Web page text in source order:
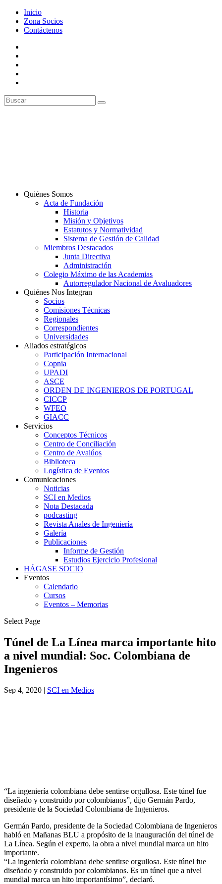
Inicio
Zona Socios
Contáctenos
Quiénes Somos
Acta de Fundación
Historia
Misión y Objetivos
Estatutos y Normatividad
Sistema de Gestión de Calidad
Miembros Destacados
Junta Directiva
Administración
Colegio Máximo de las Academias
Autorregulador Nacional de Avaluadores
Quiénes Nos Integran
Socios
Comisiones Técnicas
Regionales
Correspondientes
Universidades
Aliados estratégicos
Participación Internacional
Copnia
UPADI
ASCE
ORDEN DE INGENIEROS DE PORTUGAL
CICCP
WFEO
GIACC
Servicios
Conceptos Técnicos
Centro de Conciliación
Centro de Avalúos
Biblioteca
Logística de Eventos
Comunicaciones
Noticias
SCI en Medios
Nota Destacada
podcasting
Revista Anales de Ingeniería
Galería
Publicaciones
Informe de Gestión
Estudios Ejercicio Profesional
HÁGASE SOCIO
Eventos
Calendario
Cursos
Eventos – Memorias
Select Page
Túnel de La Línea marca importante hito
a nivel mundial: Soc. Colombiana de
Ingenieros
Sep 4, 2020 | SCI en Medios
“La ingeniería colombiana debe sentirse orgullosa. Este túnel fue
diseñado y construido por colombianos”, dijo Germán Pardo,
presidente de la Sociedad Colombiana de Ingenieros.
Germán Pardo, presidente de la Sociedad Colombiana de Ingenieros
habló en Mañanas BLU a propósito de la inauguración del túnel de
La Línea. Según el experto, la obra a nivel mundial marca un hito
importante.
“La ingeniería colombiana debe sentirse orgullosa. Este túnel fue
diseñado y construido por colombianos. Es un túnel que a nivel
mundial marca un hito importantísimo”, declaró.